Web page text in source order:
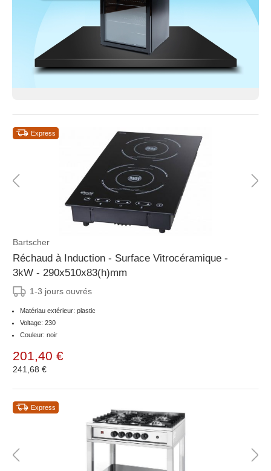
Express
Bartscher
Réchaud à Induction - Surface Vitrocéramique -
3kW - 290x510x83(h)mm
1-3 jours ouvrés
Matériau extérieur: plastic
Voltage: 230
Couleur: noir
201,40 €
241,68 €
Express